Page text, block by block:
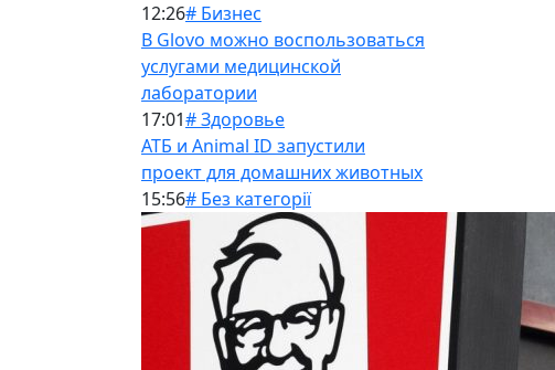
12:26# Бизнес
В Glovo можно воспользоваться
услугами медицинской
лаборатории
17:01# Здоровье
АТБ и Animal ID запустили
проект для домашних животных
15:56# Без категорії